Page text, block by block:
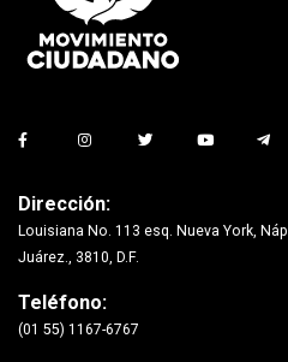
Dirección:
Louisiana No. 113 esq. Nueva York,
Juárez., 3810, D.F.
Teléfono:
(01 55) 1167-6767